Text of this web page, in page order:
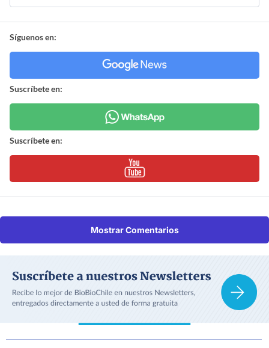
Síguenos en:
Suscríbete en:
Suscríbete en:
Mostrar Comentarios